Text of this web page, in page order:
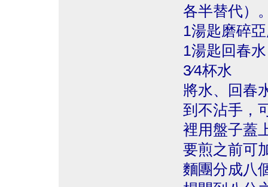
各半替代）
1湯匙磨碎
1湯匙回春水
3∕4杯水
將水、回春
到不沾手，
裡用盤子蓋
要煎之前可
麵團分成八